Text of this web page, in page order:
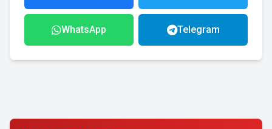
WhatsApp Telegram